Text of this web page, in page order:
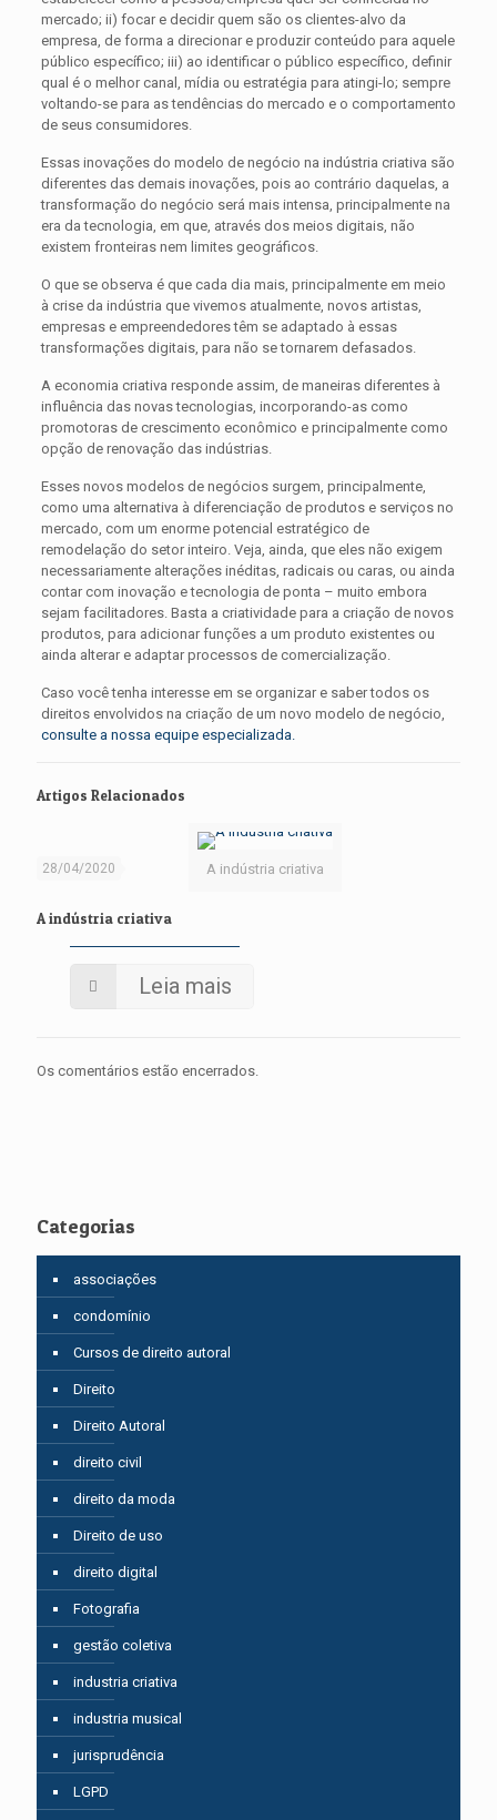
mercado; ii) focar e decidir quem são os clientes-alvo da
empresa, de forma a direcionar e produzir conteúdo para aquele
público específico; iii) ao identificar o público específico, definir
qual é o melhor canal, mídia ou estratégia para atingi-lo; sempre
voltando-se para as tendências do mercado e o comportamento
de seus consumidores.
Essas inovações do modelo de negócio na indústria criativa são
diferentes das demais inovações, pois ao contrário daquelas, a
transformação do negócio será mais intensa, principalmente na
era da tecnologia, em que, através dos meios digitais, não
existem fronteiras nem limites geográficos.
O que se observa é que cada dia mais, principalmente em meio
à crise da indústria que vivemos atualmente, novos artistas,
empresas e empreendedores têm se adaptado à essas
transformações digitais, para não se tornarem defasados.
A economia criativa responde assim, de maneiras diferentes à
influência das novas tecnologias, incorporando-as como
promotoras de crescimento econômico e principalmente como
opção de renovação das indústrias.
Esses novos modelos de negócios surgem, principalmente,
como uma alternativa à diferenciação de produtos e serviços no
mercado, com um enorme potencial estratégico de
remodelação do setor inteiro. Veja, ainda, que eles não exigem
necessariamente alterações inéditas, radicais ou caras, ou ainda
contar com inovação e tecnologia de ponta – muito embora
sejam facilitadores. Basta a criatividade para a criação de novos
produtos, para adicionar funções a um produto existentes ou
ainda alterar e adaptar processos de comercialização.
Caso você tenha interesse em se organizar e saber todos os
direitos envolvidos na criação de um novo modelo de negócio,
consulte a nossa equipe especializada.
Artigos Relacionados
A indústria criativa
28/04/2020
A indústria criativa
Leia mais
Os comentários estão encerrados.
Categorias
associações
condomínio
Cursos de direito autoral
Direito
Direito Autoral
direito civil
direito da moda
Direito de uso
direito digital
Fotografia
gestão coletiva
industria criativa
industria musical
jurisprudência
LGPD